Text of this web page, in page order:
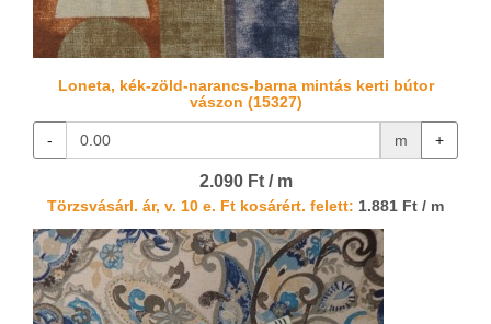
Loneta, kék-zöld-narancs-barna mintás kerti bútor
vászon (15327)
- m +
2.090 Ft / m
Törzsvásárl. ár, v. 10 e. Ft kosárért. felett: 1.881 Ft / m